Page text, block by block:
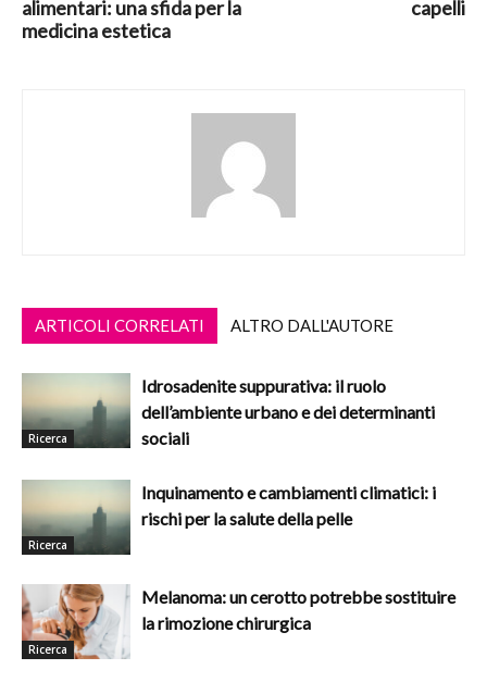
alimentari: una sfida per la
medicina estetica
capelli
ARTICOLI CORRELATI ALTRO DALL'AUTORE
Ricerca
Idrosadenite suppurativa: il ruolo
dell’ambiente urbano e dei determinanti
sociali
Ricerca
Inquinamento e cambiamenti climatici: i
rischi per la salute della pelle
Ricerca
Melanoma: un cerotto potrebbe sostituire
la rimozione chirurgica